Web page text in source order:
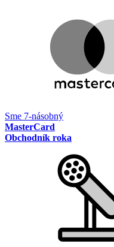
Sme 7-násobný
MasterCard
Obchodník roka